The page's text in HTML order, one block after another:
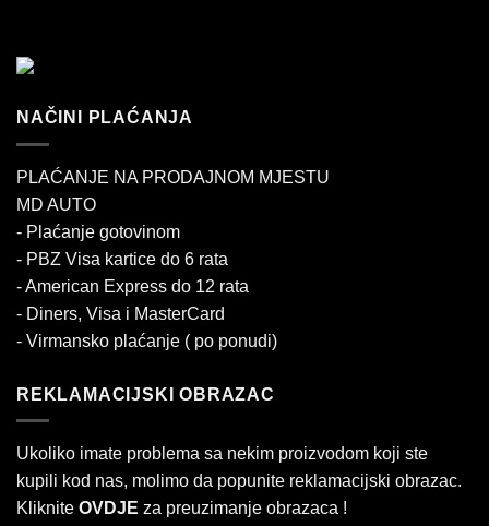
NAČINI PLAĆANJA
PLAĆANJE NA PRODAJNOM MJESTU
MD AUTO
- Plaćanje gotovinom
- PBZ Visa kartice do 6 rata
- American Express do 12 rata
- Diners, Visa i MasterCard
- Virmansko plaćanje ( po ponudi)
REKLAMACIJSKI OBRAZAC
Ukoliko imate problema sa nekim proizvodom koji ste
kupili kod nas, molimo da popunite reklamacijski obrazac.
Kliknite OVDJE za preuzimanje obrazaca !